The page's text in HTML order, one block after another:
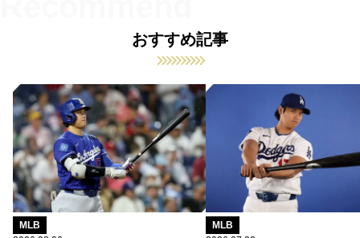
おすすめ記事
MLB
MLB